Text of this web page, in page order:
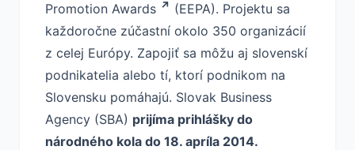
Promotion Awards
(EEPA). Projektu sa
každoročne zúčastní okolo 350 organizácií
z celej Európy. Zapojiť sa môžu aj slovenskí
podnikatelia alebo tí, ktorí podnikom na
Slovensku pomáhajú. Slovak Business
Agency (SBA) prijíma prihlášky do
národného kola do 18. apríla 2014.